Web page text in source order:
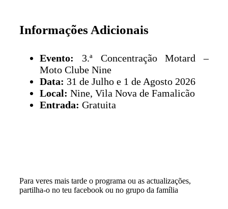
Informações Adicionais
Evento: 3.ª Concentração Motard –
Moto Clube Nine
Data: 31 de Julho e 1 de Agosto 2026
Local: Nine, Vila Nova de Famalicão
Entrada: Gratuita
Para veres mais tarde o programa ou as actualizações,
partilha-o no teu facebook ou no grupo da família